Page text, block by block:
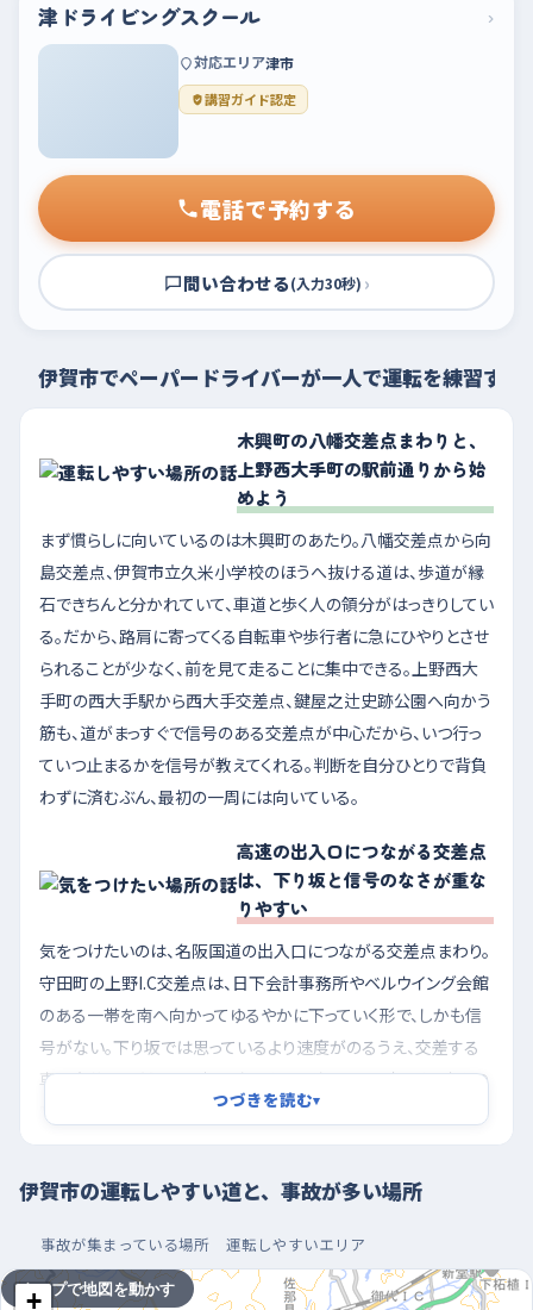
津ドライビングスクール ›
対応エリア津市
講習ガイド認定
電話で予約する
問い合わせる(入力30秒) ›
伊賀市でペーパードライバーが一人で運転を練習する
木興町の八幡交差点まわりと、
上野西大手町の駅前通りから始
めよう
まず慣らしに向いているのは木興町のあたり。八幡交差点から向
島交差点、伊賀市立久米小学校のほうへ抜ける道は、歩道が縁
石できちんと分かれていて、車道と歩く人の領分がはっきりしてい
る。だから、路肩に寄ってくる自転車や歩行者に急にひやりとさせ
られることが少なく、前を見て走ることに集中できる。上野西大
手町の西大手駅から西大手交差点、鍵屋之辻史跡公園へ向かう
筋も、道がまっすぐで信号のある交差点が中心だから、いつ行っ
ていつ止まるかを信号が教えてくれる。判断を自分ひとりで背負
わずに済むぶん、最初の一周には向いている。
高速の出入口につながる交差点
は、下り坂と信号のなさが重な
りやすい
気をつけたいのは、名阪国道の出入口につながる交差点まわり。
守田町の上野I.C交差点は、日下会計事務所やベルウイング会館
のある一帯を南へ向かってゆるやかに下っていく形で、しかも信
号がない。下り坂では思っているより速度がのるうえ、交差する
車を自分の目だけで見極めないといけないから、出てくる車との
呼吸が合いにくい。四十九町の上野東I.C交差点も、南側にファミ
リーマートがあるあたりから北へ下っていく形で、店に出入りす
る車と、インターへ急ぐ車が同じ場所で交じる。八幡町の八幡交
差点も、中華料理店や古美術店の並ぶ通りを西へ下っていくた
め、下りの勢いのまま交差点に入ってしまいやすい。坂を下りな
がら交差点に近づくときは、早めにアクセルから足を離しておくと
気持ちに余裕が生まれる。
つづきを読む▾
伊賀市の運転しやすい道と、事故が多い場所
事故が集まっている場所 運転しやすいエリア
+
タップで地図を動かす